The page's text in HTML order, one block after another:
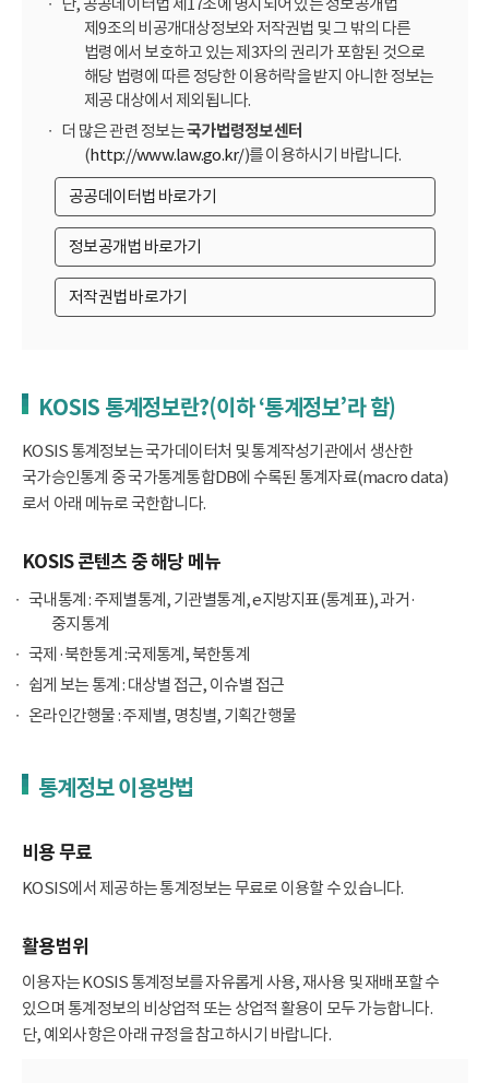
제9조의 비공개대상정보와 저작권법 및 그 밖의 다른
법령에서 보호하고 있는 제3자의 권리가 포함된 것으로
해당 법령에 따른 정당한 이용허락을 받지 아니한 정보는
제공 대상에서 제외됩니다.
더 많은 관련 정보는국가법령정보센터
(http://www.law.go.kr/)를 이용하시기 바랍니다.
공공데이터법 바로가기
정보공개법 바로가기
저작권법 바로가기
KOSIS 통계정보란?(이하 ‘통계정보’라 함)
KOSIS 통계정보는 국가데이터처 및 통계작성기관에서 생산한
국가승인통계 중 국가통계통합DB에 수록된 통계자료(macro data)
로서 아래 메뉴로 국한합니다.
KOSIS 콘텐츠 중 해당 메뉴
국내통계 : 주제별통계, 기관별통계, e지방지표(통계표), 과거·
중지통계
국제·북한통계 :국제통계, 북한통계
쉽게 보는 통계 : 대상별 접근, 이슈별 접근
온라인간행물 : 주제별, 명칭별, 기획간행물
통계정보 이용방법
비용 무료
KOSIS에서 제공하는 통계정보는 무료로 이용할 수 있습니다.
활용범위
이용자는 KOSIS 통계정보를 자유롭게 사용, 재사용 및 재배포할 수
있으며 통계정보의 비상업적 또는 상업적 활용이 모두 가능합니다.
단, 예외사항은 아래 규정을 참고하시기 바랍니다.